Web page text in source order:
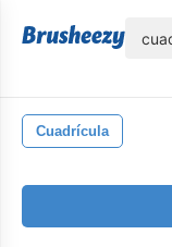
Cuadrícula